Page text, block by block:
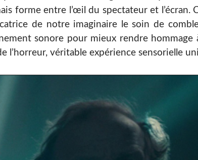
forme entre l’œil du spectateur et l’écran.
de notre imaginaire le soin de
sonore pour mieux rendre hommage
véritable expérience sensorielle